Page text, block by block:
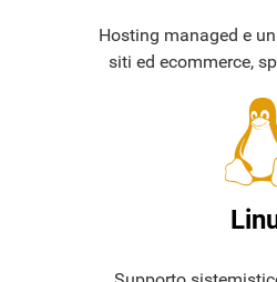
Hosting managed e
siti ed ecommerce,